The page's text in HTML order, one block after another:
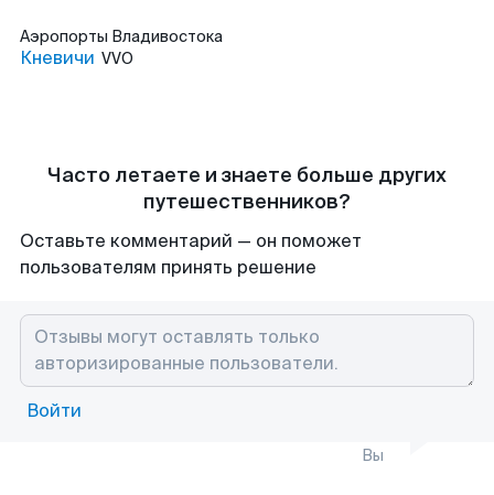
Аэропорты Владивостока
Кневичи VVO
Часто летаете и знаете больше других
путешественников?
Оставьте комментарий — он поможет
пользователям принять решение
Войти
Вы